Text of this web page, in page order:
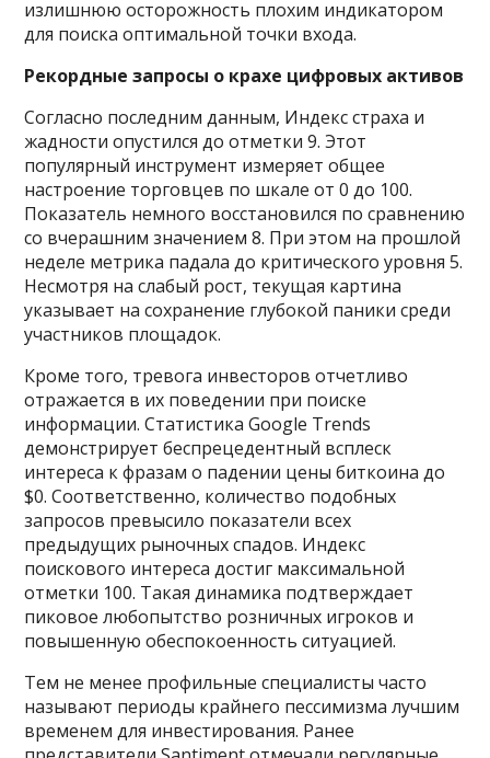
излишнюю осторожность плохим индикатором
для поиска оптимальной точки входа.
Рекордные запросы о крахе цифровых активов
Согласно последним данным, Индекс страха и
жадности опустился до отметки 9. Этот
популярный инструмент измеряет общее
настроение торговцев по шкале от 0 до 100.
Показатель немного восстановился по сравнению
со вчерашним значением 8. При этом на прошлой
неделе метрика падала до критического уровня 5.
Несмотря на слабый рост, текущая картина
указывает на сохранение глубокой паники среди
участников площадок.
Кроме того, тревога инвесторов отчетливо
отражается в их поведении при поиске
информации. Статистика Google Trends
демонстрирует беспрецедентный всплеск
интереса к фразам о падении цены биткоина до
$0. Соответственно, количество подобных
запросов превысило показатели всех
предыдущих рыночных спадов. Индекс
поискового интереса достиг максимальной
отметки 100. Такая динамика подтверждает
пиковое любопытство розничных игроков и
повышенную обеспокоенность ситуацией.
Тем не менее профильные специалисты часто
называют периоды крайнего пессимизма лучшим
временем для инвестирования. Ранее